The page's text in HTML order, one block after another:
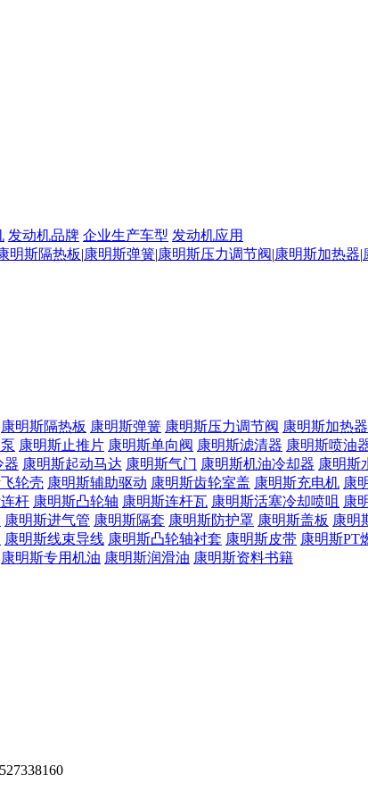
发动机品牌 企业生产车型 发动机应用
明斯隔热板|康明斯弹簧|康明斯压力调节阀|康明斯加热器|
康明斯隔热板 康明斯弹簧 康明斯压力调节阀 康明斯加热器
康明斯止推片 康明斯单向阀 康明斯滤清器 康明斯喷油
器 康明斯起动马达 康明斯气门 康明斯机油冷却器 康明斯
轮壳 康明斯辅助驱动 康明斯齿轮室盖 康明斯充电机 康
杆 康明斯凸轮轴 康明斯连杆瓦 康明斯活塞冷却喷咀 康
康明斯进气管 康明斯隔套 康明斯防护罩 康明斯盖板 康明
康明斯线束导线 康明斯凸轮轴衬套 康明斯皮带 康明斯PT
康明斯专用机油 康明斯润滑油 康明斯资料书籍